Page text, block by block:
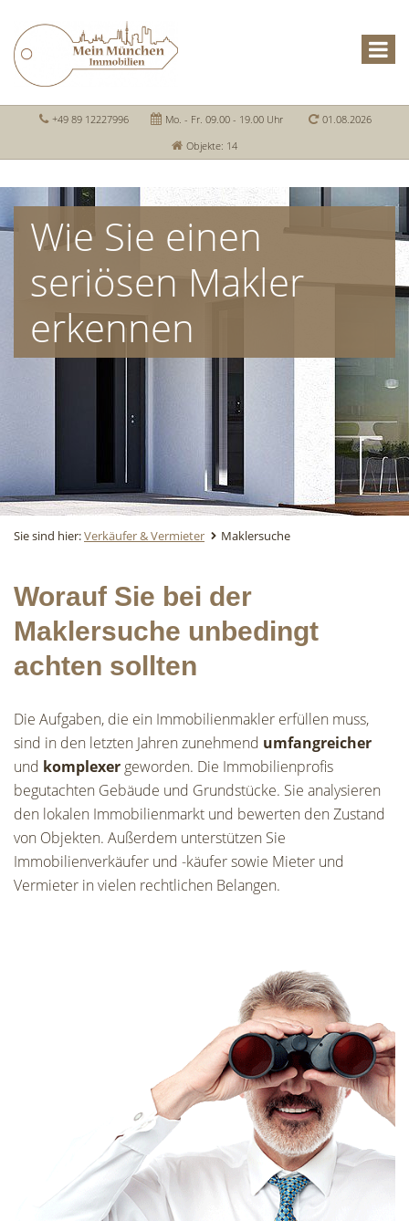
+49 89 12227996 Mo. - Fr. 09.00 - 19.00 Uhr
01.08.2026
Objekte: 14
Wie Sie einen
seriösen Makler
erkennen
Sie sind hier:Verkäufer & Vermieter Maklersuche
Worauf Sie bei der
Maklersuche unbedingt
achten sollten
Die Aufgaben, die ein Immobilienmakler erfüllen muss,
sind in den letzten Jahren zunehmend umfangreicher
und komplexer geworden. Die Immobilienprofis
begutachten Gebäude und Grundstücke. Sie analysieren
den lokalen Immobilienmarkt und bewerten den Zustand
von Objekten. Außerdem unterstützen Sie
Immobilienverkäufer und -käufer sowie Mieter und
Vermieter in vielen rechtlichen Belangen.